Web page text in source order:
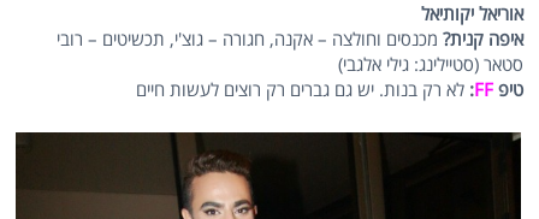
אוריאל יקותיאל
איפה קנית? מכנסים וחולצה – אקנה, חגורה – גוצ'י, תכשיטים – רובי
סטאר (סטיילינג: גילי אלגבי)
טיפFF
:לא רק בנות. יש גם גברים רק רוצים לעשות חיים